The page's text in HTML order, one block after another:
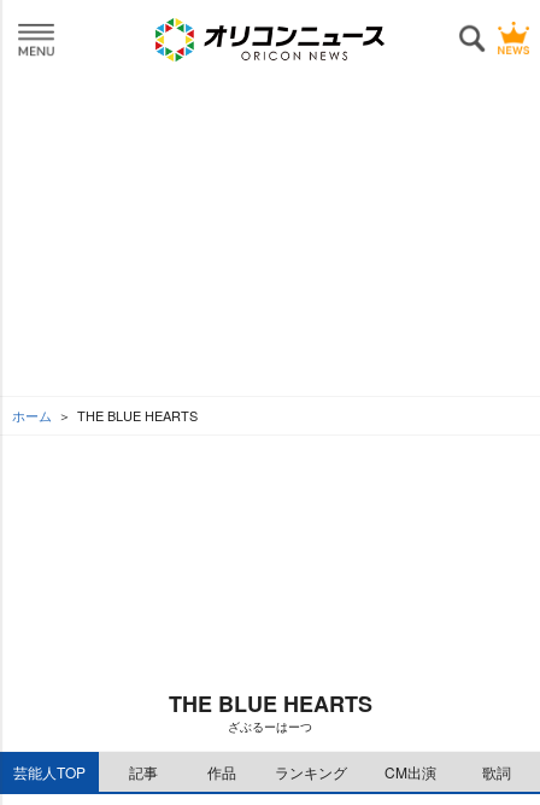
ホーム THE BLUE HEARTS
THE BLUE HEARTS
ざぶるーはーつ
芸能人TOP 記事 作品 ランキング CM出演 歌詞